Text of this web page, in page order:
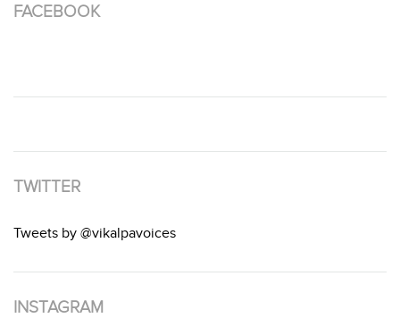
FACEBOOK
TWITTER
Tweets by @vikalpavoices
INSTAGRAM